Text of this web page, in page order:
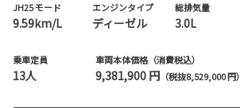
JH25 モード
9.59km/L
エンジンタイプ
ディーゼル
総排気量
3.0L
乗車定員
13人
車両本体価格（消費税込）
9,381,900 円 （税抜8,529,000 円）